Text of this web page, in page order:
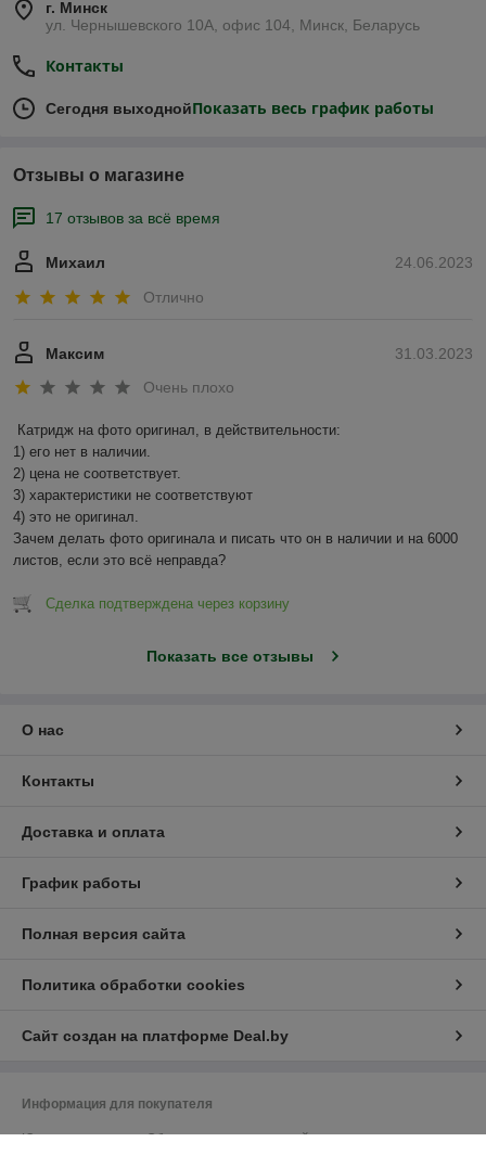
г. Минск
ул. Чернышевского 10А, офис 104, Минск, Беларусь
Контакты
Сегодня выходнойПоказать весь график работы
Отзывы о магазине
17 отзывов за всё время
24.06.2023
Михаил
Отлично
31.03.2023
Максим
Очень плохо
Катридж на фото оригинал, в действительности:
1) его нет в наличии.
2) цена не соответствует.
3) характеристики не соответствуют
4) это не оригинал.
Зачем делать фото оригинала и писать что он в наличии и на 6000
листов, если это всё неправда?
Сделка подтверждена через корзину
Показать все отзывы
О нас
Контакты
Доставка и оплата
График работы
Полная версия сайта
Политика обработки cookies
Сайт создан на платформе Deal.by
Информация для покупателя
Юридическое лицо:Общество с ограниченной ответственностью